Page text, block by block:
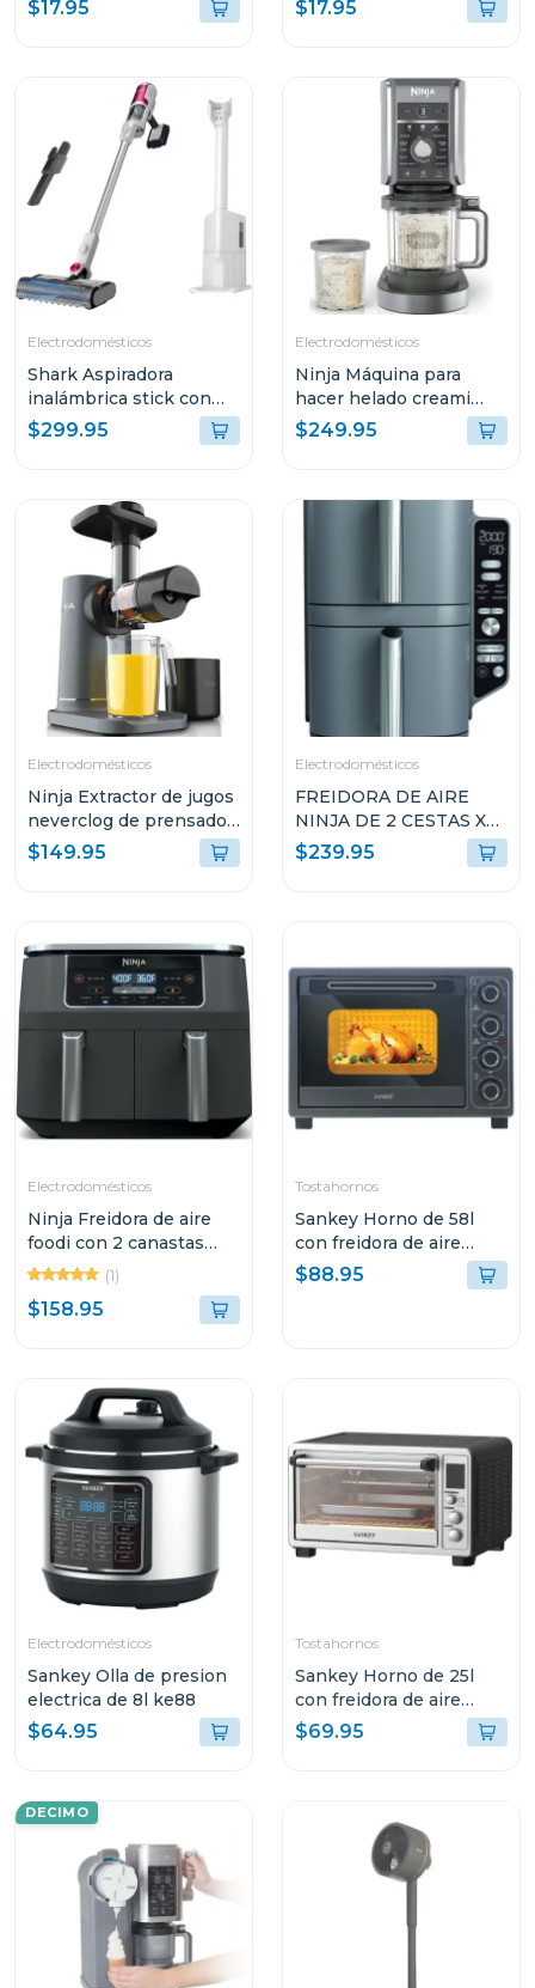
$17.95 $17.95
Electrodomésticos
Shark Aspiradora
inalámbrica stick con
base de vaciado
automático y filtro hepa
$299.95
Electrodomésticos
Ninja Máquina para
hacer helado creami
deluxe 11 en 1
$249.95
Electrodomésticos
Ninja Extractor de jugos
neverclog de prensado
en frío 151
$149.95
Electrodomésticos
FREIDORA DE AIRE
NINJA DE 2 CESTAS XL
10QT COLOR GRIS
SL401
$239.95
Electrodomésticos
Ninja Freidora de aire
foodi con 2 canastas
dual zone(1)
$158.95
Tostahornos
Sankey Horno de 58l
con freidora de aire
color negro fro58011
$88.95
Electrodomésticos
Sankey Olla de presion
electrica de 8l ke88
$64.95
Tostahornos
Sankey Horno de 25l
con freidora de aire
fro2509
$69.95
DECIMO